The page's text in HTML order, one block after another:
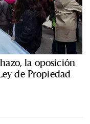
la oposición
de Propiedad